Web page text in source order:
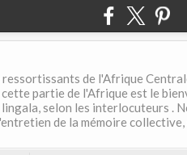
de l'Afrique
partie de l'Afrique est le
selon les interlocuteurs .
de la mémoire